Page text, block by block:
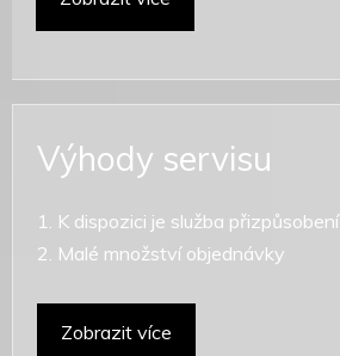
Výhody servisu
1. K dispozici je služba přizpůsobení
2. Malé množství objednávky
Zobrazit více